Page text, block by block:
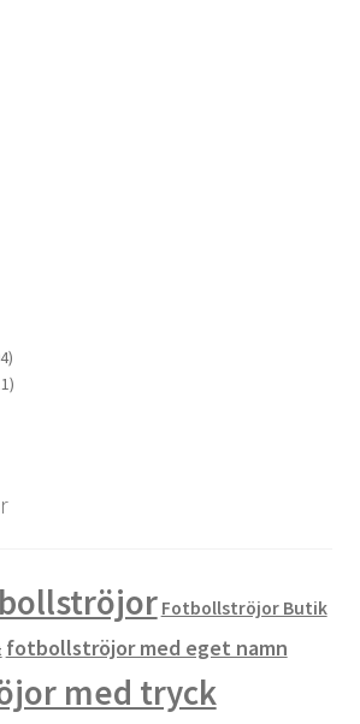
404
produkter
211
Fotbollströjor Butik
fotbollströjor med eget namn
med tryck